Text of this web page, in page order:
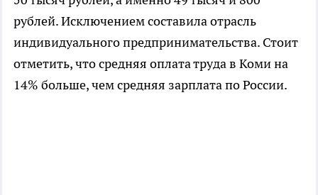
рублей. Исключением составила отрасль
индивидуального предпринимательства. Стоит
отметить, что средняя оплата труда в Коми на
14% больше, чем средняя зарплата по России.